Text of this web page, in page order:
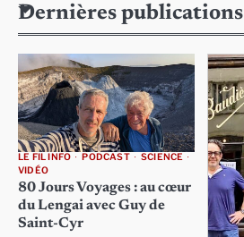
Dernières publications
LE FIL INFO PODCAST
SCIENCE
VIDÉO
80 Jours Voyages : au cœur
du Lengai avec Guy de
Saint-Cyr